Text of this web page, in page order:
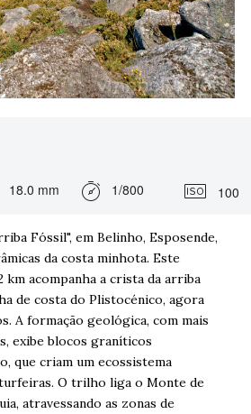
18.0 mm 1/800 100
Fóssil", em Belinho, Esposende,
da costa minhota. Este
km acompanha a crista da arriba
de costa do Plistocénico, agora
A formação geológica, com mais
exibe blocos graníticos
que criam um ecossistema
O trilho liga o Monte de
atravessando as zonas de